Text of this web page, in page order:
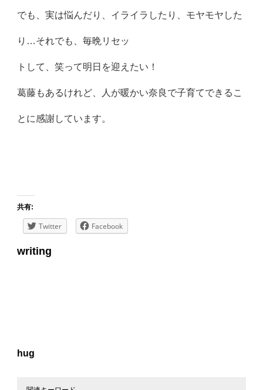
でも、実は悩んだり、イライラしたり、モヤモヤした
り…それでも 、毎晩リセッ
トして、笑って明日を迎えたい！
葛藤もあるけれど、人が暖かい奈良で子育てできるこ
とに感謝しています。
共有:
Twitter Facebook
writing
hug